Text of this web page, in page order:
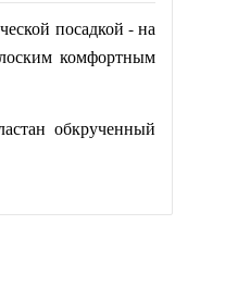
посадкой - на
комфортным
обкрученный